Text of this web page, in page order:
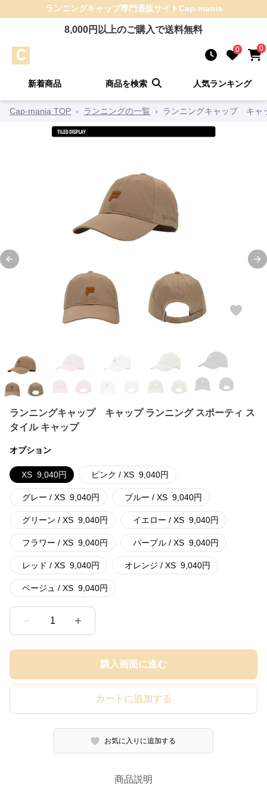
ランニングキャップ専門通販サイトCap-mania
8,000円以上のご購入で送料無料
0 0
新着商品 商品を検索 人気ランキング
Cap-mania TOP › ランニングの一覧 › ランニングキャップ キャ
Previous slide
ランニングキャップ キャップ ランニング スポーティ ス
タイル キャップ
オプション
XS 9,040円 ピンク / XS 9,040円
グレー / XS 9,040円 ブルー / XS 9,040円
グリーン / XS 9,040円 イエロー / XS 9,040円
フラワー / XS 9,040円 パープル / XS 9,040円
レッド / XS 9,040円 オレンジ / XS 9,040円
ベージュ / XS 9,040円
1
購入画面に進む
カートに追加する
お気に入りに追加する
商品説明